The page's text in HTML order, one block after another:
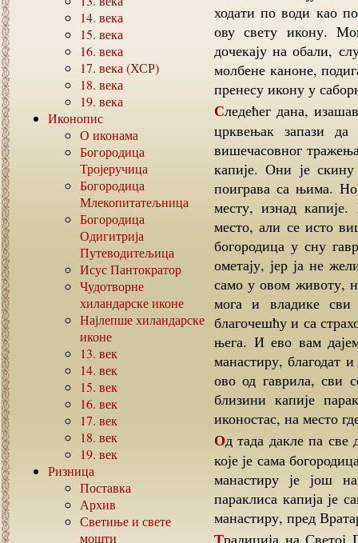
14. века
15. века
16. века
17. века (ХСР)
18. века
19. века
Иконопис
О иконама
Богородица
Тројеручица
Богородица
Млекопитатељница
Богородица
Одигитрија
Путеводитељица
Исус Пантократор
Чудотворне
хиландарске иконе
Најлепше хиландарске
иконе
13. век
14. век
15. век
16. век
17. век
18. век
19. век
Ризница
Поставка
Архив
Светиње и свете
мошти
ходати по води као
ову свету икону.
дочекају на обали,
молбене каноне,
пренесу икону у
Следећег дана, изашавши пре јутрења да по обичају упали кандила,
црквењак запази
вишечасовног
капије. Они је
поиграва са њима.
месту, изнад
место, али се исто
богородица у сну
ометају, јер ја не
само у овом животу,
мога и владике
благочешћу и са
њега. И ево вам
манастиру, благодат
ово од гаврила, сви
близини капије
иконостас, на место
Од тада дакле па све до данас ова света икона стоји на истом месту,
које је сама
манастиру је још
параклиса капија је
манастиру, пред